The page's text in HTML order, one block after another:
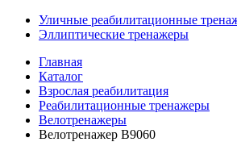
Уличные реабилитационные
Эллиптические тренажеры
Главная
Каталог
Взрослая реабилитация
Реабилитационные тренажеры
Велотренажеры
Велотренажер B9060